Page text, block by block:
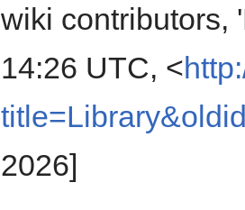
wiki contributors,
14:26 UTC, <
2026]